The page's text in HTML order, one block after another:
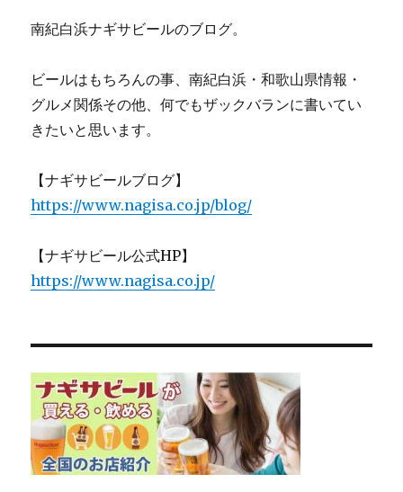
て…
南紀白浜ナギサビールのブログ。
ビールはもちろんの事、南紀白浜・和歌山県情報・
グルメ関係その他、何でもザックバランに書いてい
きたいと思います。
【ナギサビールブログ】
https://www.nagisa.co.jp/blog/
【ナギサビール公式HP】
https://www.nagisa.co.jp/